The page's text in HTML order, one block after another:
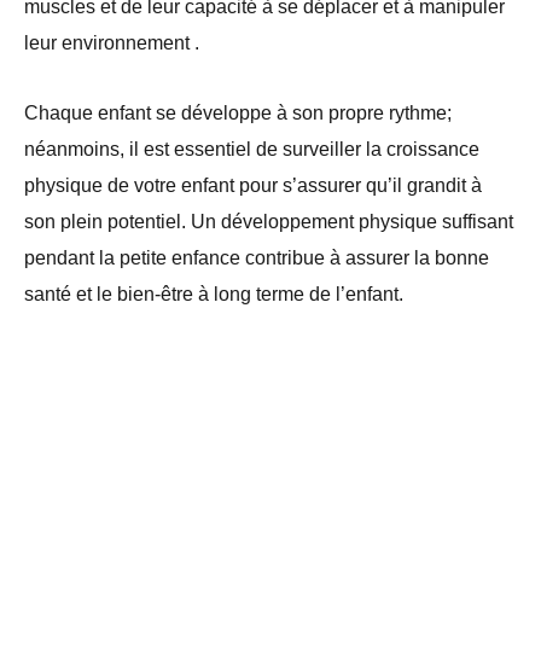
muscles et de leur capacité à se déplacer et à manipuler
leur environnement .
Chaque enfant se développe à son propre rythme;
néanmoins, il est essentiel de surveiller la croissance
physique de votre enfant pour s’assurer qu’il grandit à
son plein potentiel. Un développement physique suffisant
pendant la petite enfance contribue à assurer la bonne
santé et le bien-être à long terme de l’enfant.